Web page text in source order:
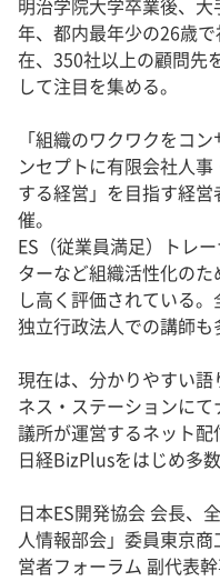
明治学院大学卒業後、
年、都内最年少の26歳
在、350社以上の顧問先
して注目を集める。
「組織のワクワクをコ
ンセプトに有限会社人
する経営」を目指す経
催。
ES（従業員満足）トレ
ターなど組織活性化の
し高く評価されている。
独立行政法人での講師も
現在は、分かりやすい
ネス・ステーションに
議所が運営するネット配
日経BizPlusをはじめ多
日本ES開発協会 会長、
人情報部会」委員東京
営者フォーラム 副代表幹